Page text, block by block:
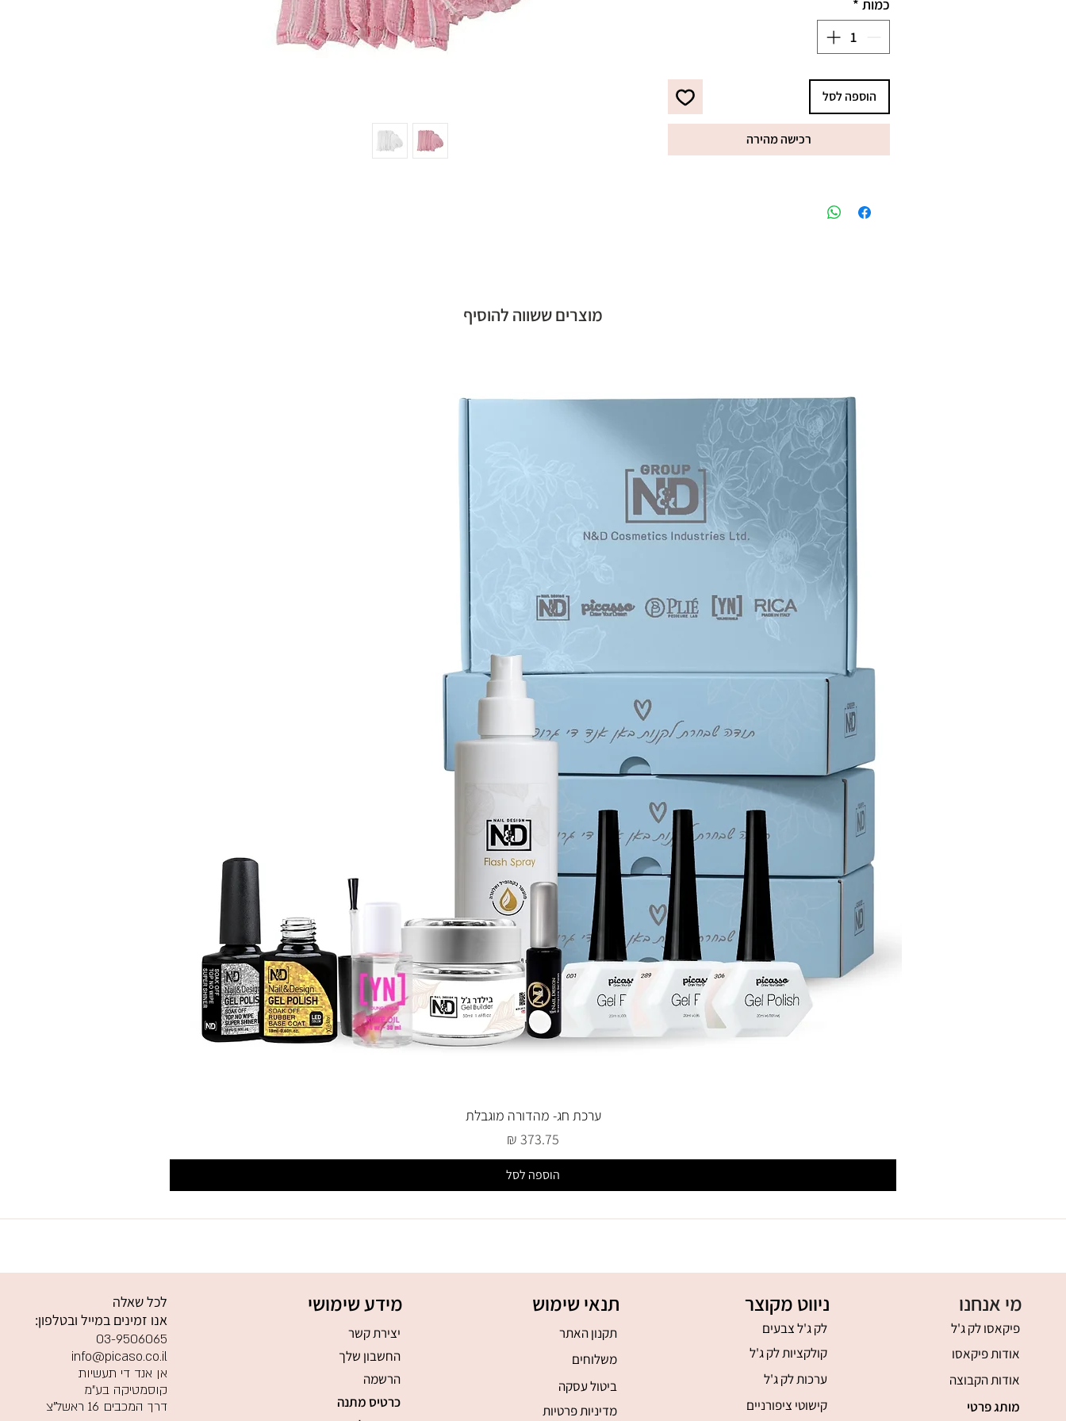
כמות *
הוספה לסל
רכישה מהירה
מוצרים ששווה להוסיף
ערכת חג- מהדורה מוגבלת
מחיר
הוספה לסל
לכל שאלה
אנו זמינים במייל ובטלפון:
03-9506065
info@picaso.co.il
אן אנד די תעשיות
קוסמטיקה בע"מ
דרך המכבים 16 ראשל"צ
מידע שימושי
יצירת קשר
החשבון שלך
הרשמה
כרטיס מתנה
תנאי שימוש
תקנון האתר
משלוחים
ביטול עסקה
מדיניות פרטיות
ניווט מקוצר
לק ג'ל צבעים
קולקציות לק ג'ל
ערכות לק ג'ל
קישוטי ציפורניים
מי אנחנו
פיקאסו לק ג'ל
אודות פיקאסו
אודות הקבוצה
מותג פרטי